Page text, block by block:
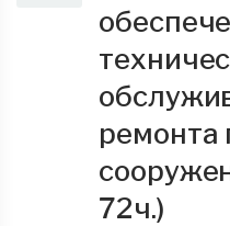
72ч.)